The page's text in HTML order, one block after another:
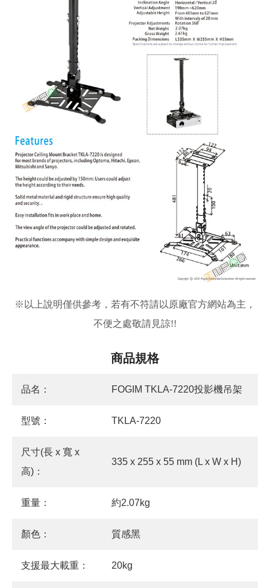
※ 以上說明僅供參考，若有不符請以原廠官方網站為主，
不便之處敬請見諒!!
商品規格
品名： FOGIM TKLA-7220投影機吊架
型號： TKLA-7220
尺寸(長 x 寬 x
高)：
335 x 255 x 55 mm (L x W x H)
重量： 約2.07kg
顏色： 質感黑
支援最大載重： 20kg